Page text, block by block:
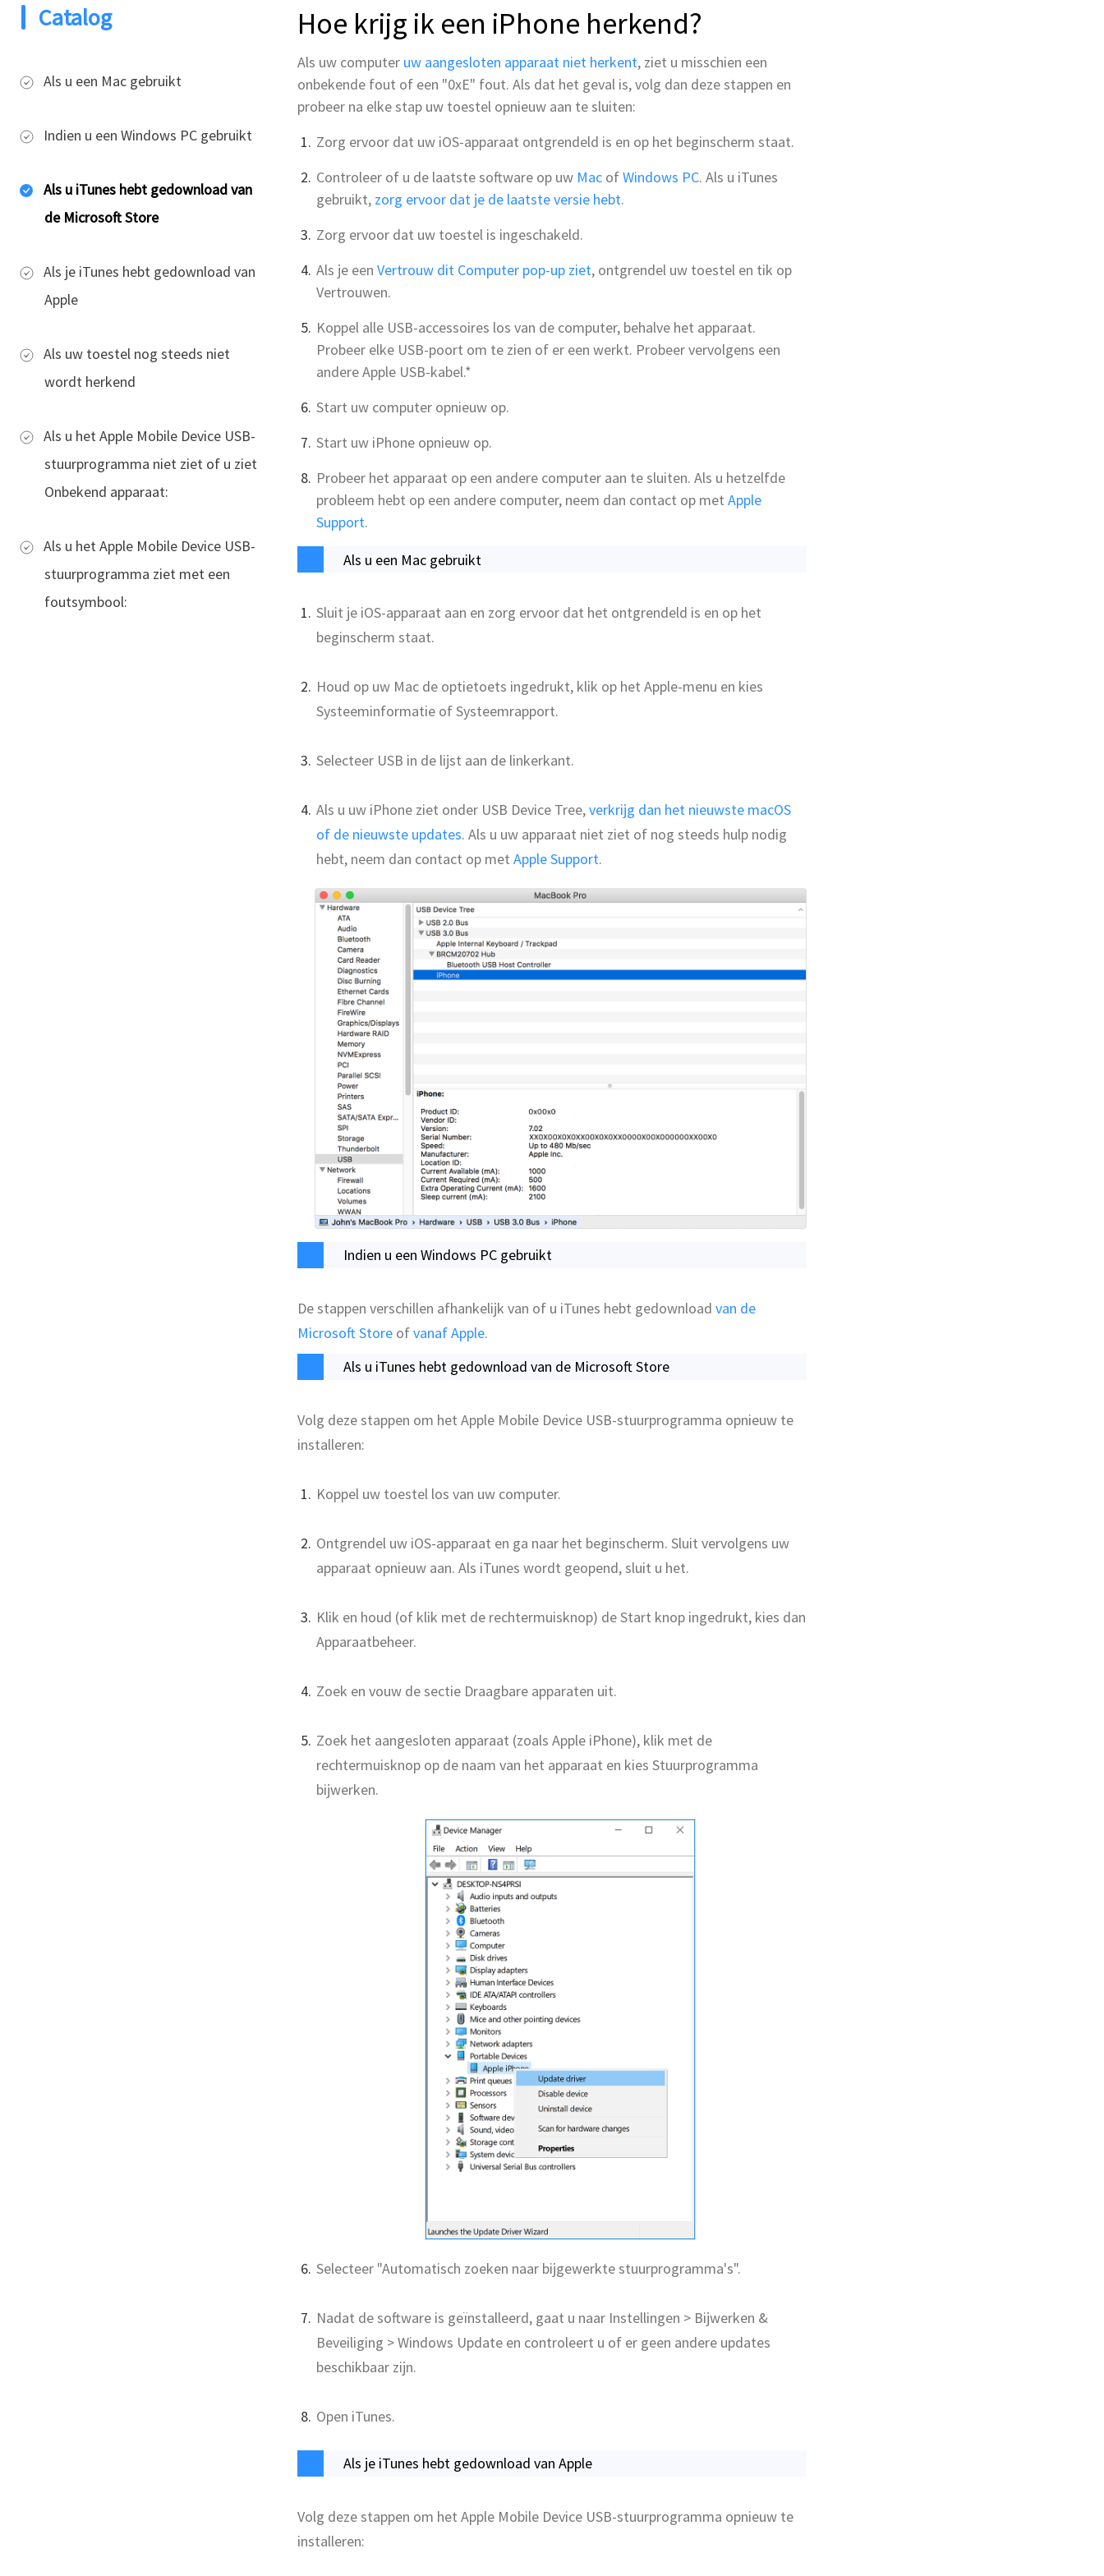
Catalog
Als u een Mac gebruikt
Indien u een Windows PC gebruikt
Als u iTunes hebt gedownload van
de Microsoft Store
Als je iTunes hebt gedownload van
Apple
Als uw toestel nog steeds niet
wordt herkend
Als u het Apple Mobile Device USB-
stuurprogramma niet ziet of u ziet
Onbekend apparaat:
Als u het Apple Mobile Device USB-
stuurprogramma ziet met een
foutsymbool:
Hoe krijg ik een iPhone herkend?
Als uw computer uw aangesloten apparaat niet herkent, ziet u misschien een
onbekende fout of een "0xE" fout. Als dat het geval is, volg dan deze stappen en
probeer na elke stap uw toestel opnieuw aan te sluiten:
Zorg ervoor dat uw iOS-apparaat ontgrendeld is en op het beginscherm staat.
Controleer of u de laatste software op uw MacofWindows PC. Als u iTunes
gebruikt, zorg ervoor dat je de laatste versie hebt.
Zorg ervoor dat uw toestel is ingeschakeld.
Als je een Vertrouw dit Computer pop-up ziet, ontgrendel uw toestel en tik op
Vertrouwen.
Koppel alle USB-accessoires los van de computer, behalve het apparaat.
Probeer elke USB-poort om te zien of er een werkt. Probeer vervolgens een
andere Apple USB-kabel.*
Start uw computer opnieuw op.
Start uw iPhone opnieuw op.
Probeer het apparaat op een andere computer aan te sluiten. Als u hetzelfde
probleem hebt op een andere computer, neem dan contact op met Apple
Support.
Als u een Mac gebruikt
Sluit je iOS-apparaat aan en zorg ervoor dat het ontgrendeld is en op het
beginscherm staat.
Houd op uw Mac de optietoets ingedrukt, klik op het Apple-menu en kies
Systeeminformatie of Systeemrapport.
Selecteer USB in de lijst aan de linkerkant.
Als u uw iPhone ziet onder USB Device Tree,verkrijg dan het nieuwste macOS
of de nieuwste updates. Als u uw apparaat niet ziet of nog steeds hulp nodig
hebt, neem dan contact op met Apple Support.
Indien u een Windows PC gebruikt
De stappen verschillen afhankelijk van of u iTunes hebt gedownload van de
Microsoft Store ofvanaf Apple.
Als u iTunes hebt gedownload van de Microsoft Store
Volg deze stappen om het Apple Mobile Device USB-stuurprogramma opnieuw te
installeren:
Koppel uw toestel los van uw computer.
Ontgrendel uw iOS-apparaat en ga naar het beginscherm. Sluit vervolgens uw
apparaat opnieuw aan. Als iTunes wordt geopend, sluit u het.
Klik en houd (of klik met de rechtermuisknop) de Start knop ingedrukt, kies dan
Apparaatbeheer.
Zoek en vouw de sectie Draagbare apparaten uit.
Zoek het aangesloten apparaat (zoals Apple iPhone), klik met de
rechtermuisknop op de naam van het apparaat en kies Stuurprogramma
bijwerken.
Selecteer "Automatisch zoeken naar bijgewerkte stuurprogramma's".
Nadat de software is geïnstalleerd, gaat u naar Instellingen > Bijwerken &
Beveiliging > Windows Update en controleert u of er geen andere updates
beschikbaar zijn.
Open iTunes.
Als je iTunes hebt gedownload van Apple
Volg deze stappen om het Apple Mobile Device USB-stuurprogramma opnieuw te
installeren: